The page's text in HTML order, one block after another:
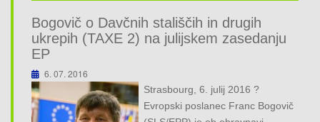
Bogovič o Davčnih stališčih in drugih
ukrepih (TAXE 2) na julijskem zasedanju
EP
6. 07. 2016
Strasbourg, 6. julij 2016 ?
Evropski poslanec Franc Bogovič